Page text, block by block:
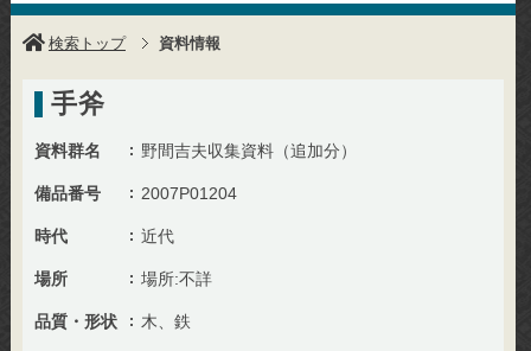
検索トップ 資料情報
手斧
資料群名 野間吉夫収集資料（追加分）
備品番号 2007P01204
時代 近代
場所 場所:不詳
品質・形状 木、鉄